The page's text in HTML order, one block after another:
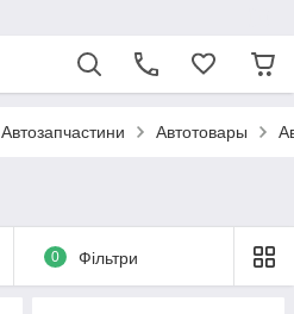
Автозапчастини Автотовары
0 Фільтри